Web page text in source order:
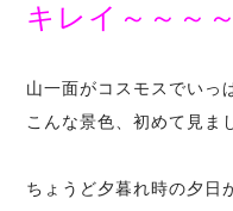
キレイ～～～～
山一面がコスモスでいっ
こんな景色、初めて見ま
ちょうど夕暮れ時の夕日